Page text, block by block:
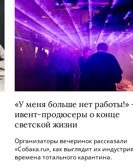
«У меня больше нет работы!»
ивент-продюсеры о конце
светской жизни
Организаторы вечеринок рассказали
«Собака.ru», как выглядит их
времена тотального карантина.